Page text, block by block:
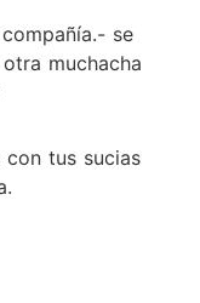
se
muchacha
tus sucias